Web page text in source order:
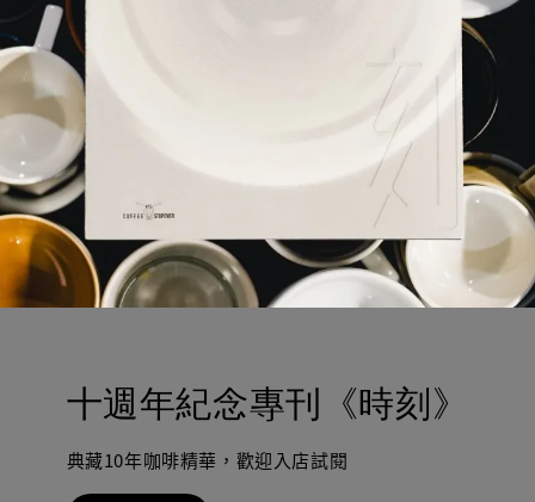
十週年紀念專刊《時刻》
典藏10年咖啡精華，歡迎入店試閱